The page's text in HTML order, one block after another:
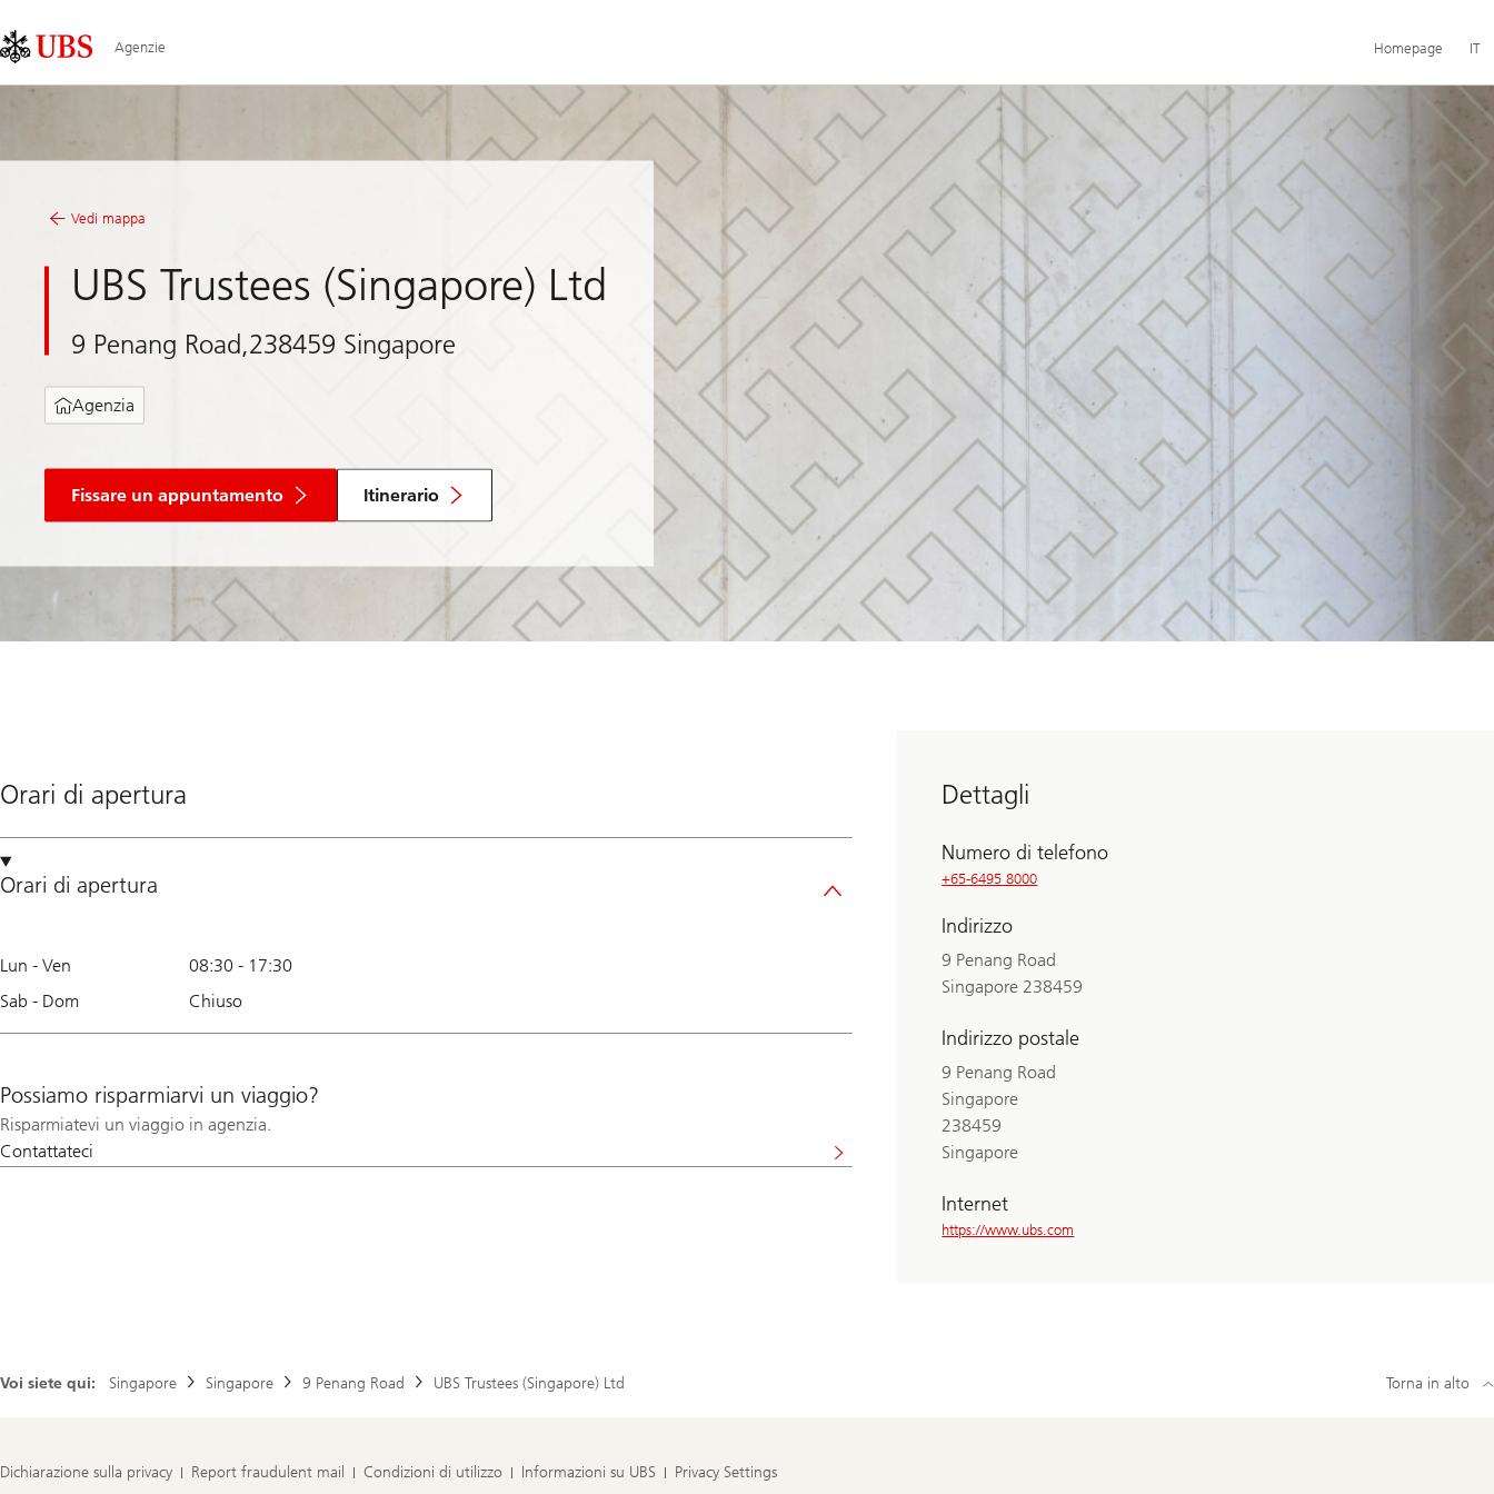
Area
Agenzie
principale
Homepage IT
Vedi mappa
UBS Trustees (Singapore) Ltd
9 Penang Road,238459 Singapore
Agenzia
Fissare un appuntamento Itinerario
Orari di apertura
Orari di apertura
Lun - Ven 08:30 - 17:30
Sab - Dom
Chiuso
Possiamo risparmiarvi un viaggio?
Risparmiatevi un viaggio in agenzia.
Contattateci
Dettagli
Numero di telefono
+65-6495 8000
Indirizzo
9 Penang Road
Singapore 238459
Indirizzo postale
9 Penang Road
Singapore
238459
Singapore
Internet
https://www.ubs.com
Voi siete qui: Singapore Singapore 9 Penang Road UBS Trustees (Singapore) Ltd Torna in alto
Dichiarazione sulla privacy Report fraudulent mail Condizioni di utilizzo Informazioni su UBS Privacy Settings